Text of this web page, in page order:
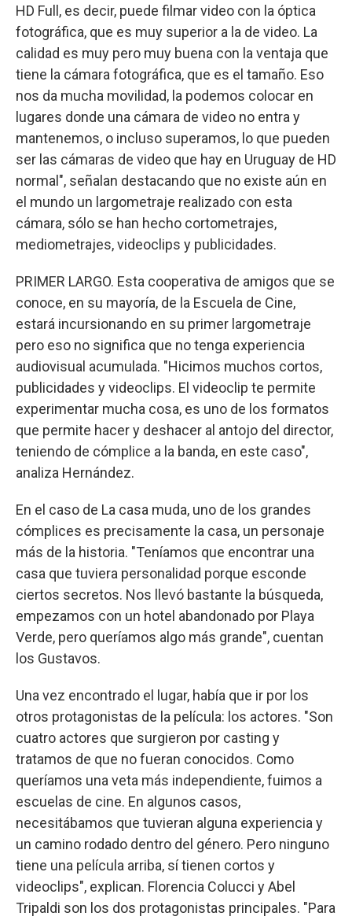
HD Full, es decir, puede filmar video con la óptica
fotográfica, que es muy superior a la de video. La
calidad es muy pero muy buena con la ventaja que
tiene la cámara fotográfica, que es el tamaño. Eso
nos da mucha movilidad, la podemos colocar en
lugares donde una cámara de video no entra y
mantenemos, o incluso superamos, lo que pueden
ser las cámaras de video que hay en Uruguay de HD
normal", señalan destacando que no existe aún en
el mundo un largometraje realizado con esta
cámara, sólo se han hecho cortometrajes,
mediometrajes, videoclips y publicidades.
PRIMER LARGO. Esta cooperativa de amigos que se
conoce, en su mayoría, de la Escuela de Cine,
estará incursionando en su primer largometraje
pero eso no significa que no tenga experiencia
audiovisual acumulada. "Hicimos muchos cortos,
publicidades y videoclips. El videoclip te permite
experimentar mucha cosa, es uno de los formatos
que permite hacer y deshacer al antojo del director,
teniendo de cómplice a la banda, en este caso",
analiza Hernández.
En el caso de La casa muda, uno de los grandes
cómplices es precisamente la casa, un personaje
más de la historia. "Teníamos que encontrar una
casa que tuviera personalidad porque esconde
ciertos secretos. Nos llevó bastante la búsqueda,
empezamos con un hotel abandonado por Playa
Verde, pero queríamos algo más grande", cuentan
los Gustavos.
Una vez encontrado el lugar, había que ir por los
otros protagonistas de la película: los actores. "Son
cuatro actores que surgieron por casting y
tratamos de que no fueran conocidos. Como
queríamos una veta más independiente, fuimos a
escuelas de cine. En algunos casos,
necesitábamos que tuvieran alguna experiencia y
un camino rodado dentro del género. Pero ninguno
tiene una película arriba, sí tienen cortos y
videoclips", explican. Florencia Colucci y Abel
Tripaldi son los dos protagonistas principales. "Para